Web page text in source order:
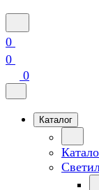
0
0
0
Каталог